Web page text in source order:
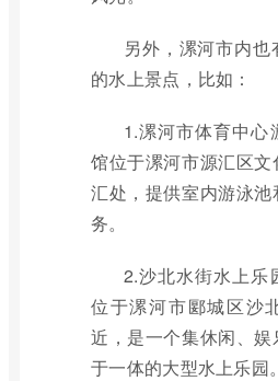
另外，漯河市内
的水上景点，比如：
1.漯河市体育中心
馆位于漯河市源汇区
汇处，提供室内游泳
务。
2.沙北水街水上乐
位于漯河市郾城区沙
近，是一个集休闲、
于一体的大型水上乐园。